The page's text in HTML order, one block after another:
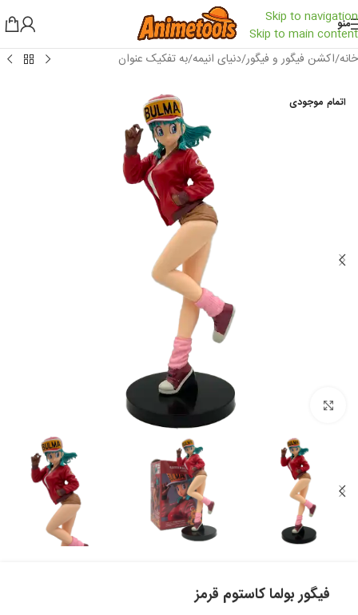
Skip to navigation
Skip to main content
منو
خانه/اکشن فیگور و فیگور/دنیای انیمه/به تفکیک عنوان
اتمام موجودی
فیگور بولما کاستوم قرمز